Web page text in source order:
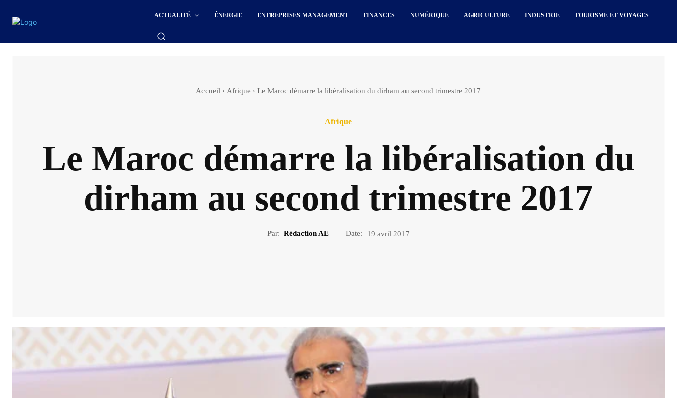
ACTUALITÉ ÉNERGIE ENTREPRISES-MANAGEMENT FINANCES NUMÉRIQUE AGRICULTURE INDUSTRIE TOURISME ET VOYAGES
Accueil Afrique Le Maroc démarre la libéralisation du dirham au second trimestre 2017
Afrique
Le Maroc démarre la libéralisation du
dirham au second trimestre 2017
Par: Rédaction AE Date: 19 avril 2017